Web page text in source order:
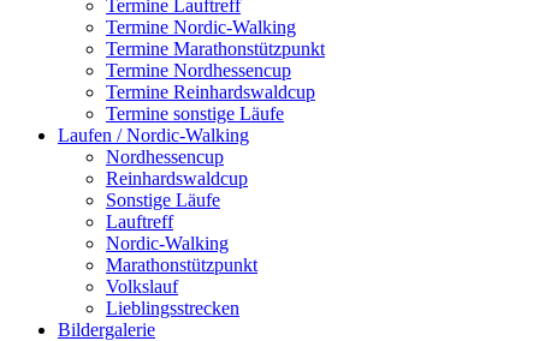
Termine Lauftreff
Termine Nordic-Walking
Termine Marathonstützpunkt
Termine Nordhessencup
Termine Reinhardswaldcup
Termine sonstige Läufe
Laufen / Nordic-Walking
Nordhessencup
Reinhardswaldcup
Sonstige Läufe
Lauftreff
Nordic-Walking
Marathonstützpunkt
Volkslauf
Lieblingsstrecken
Bildergalerie